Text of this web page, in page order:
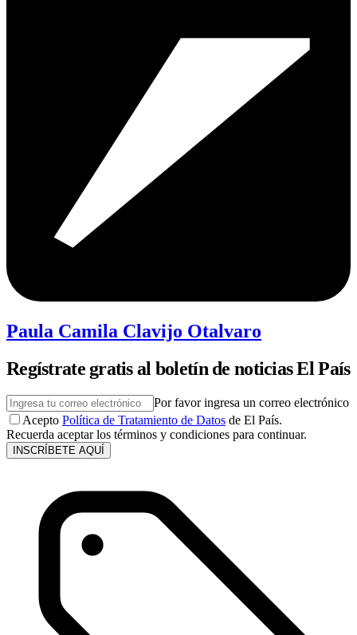
Paula Camila Clavijo Otalvaro
Regístrate gratis al boletín de noticias El País
Por favor ingresa un correo electrónico
Acepto Política de Tratamiento de Datos de El País.
Recuerda aceptar los términos y condiciones para continuar.
INSCRÍBETE AQUÍ